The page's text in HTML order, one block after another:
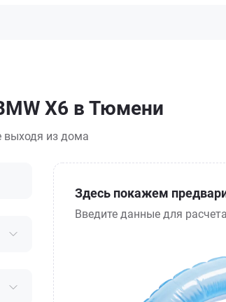
X6 в Тюмени
выходя из дома
Здесь покажем
Введите данные для расчета